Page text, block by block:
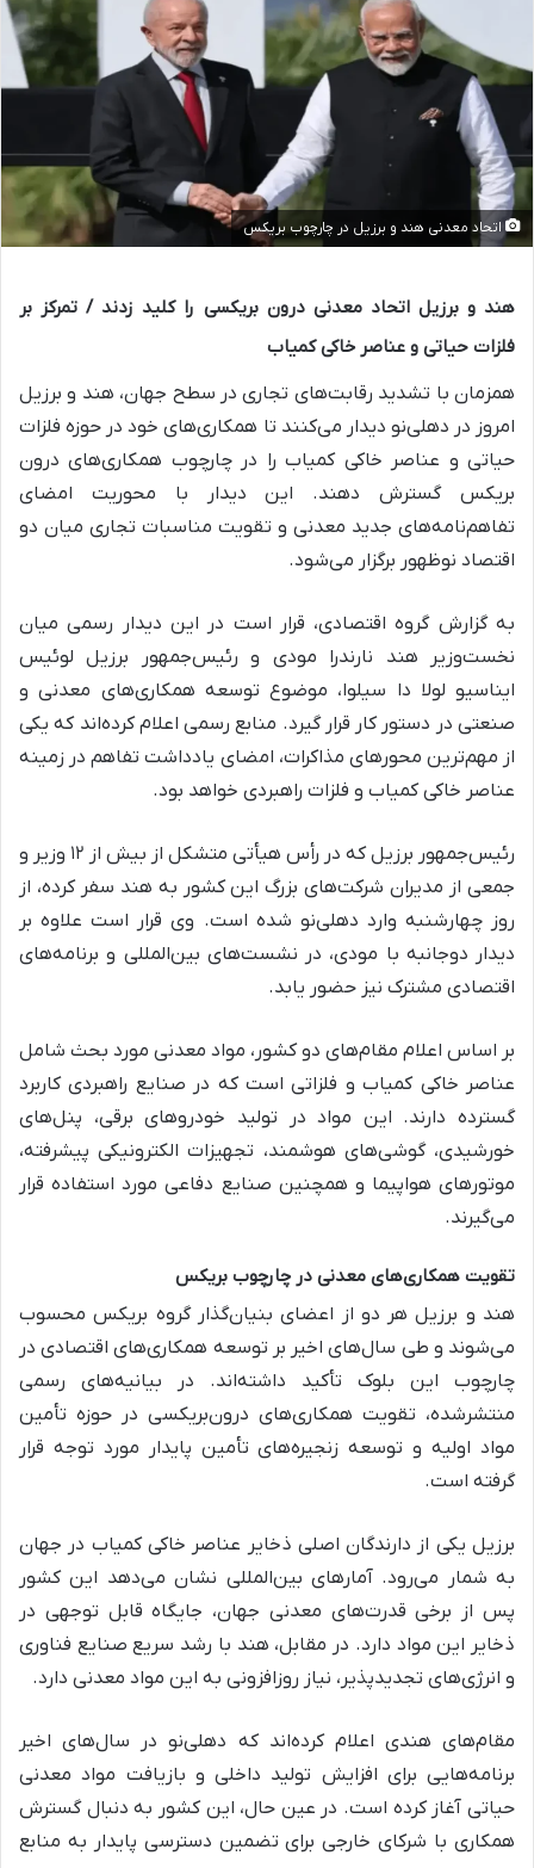
اتحاد معدنی هند و برزیل در چارچوب بریکس
هند و برزیل اتحاد معدنی درون بریکسی را کلید زدند / تمرکز بر
فلزات حیاتی و عناصر خاکی کمیاب
همزمان با تشدید رقابت‌های تجاری در سطح جهان، هند و برزیل
امروز در دهلی‌نو دیدار می‌کنند تا همکاری‌های خود در حوزه فلزات
حیاتی و عناصر خاکی کمیاب را در چارچوب همکاری‌های درون
بریکس گسترش دهند. این دیدار با محوریت امضای
تفاهم‌نامه‌های جدید معدنی و تقویت مناسبات تجاری میان دو
اقتصاد نوظهور برگزار می‌شود.
به گزارش گروه اقتصادی، قرار است در این دیدار رسمی میان
نخست‌وزیر هند نارندرا مودی و رئیس‌جمهور برزیل لوئیس
ایناسیو لولا دا سیلوا، موضوع توسعه همکاری‌های معدنی و
صنعتی در دستور کار قرار گیرد. منابع رسمی اعلام کرده‌اند که یکی
از مهم‌ترین محورهای مذاکرات، امضای یادداشت تفاهم در زمینه
عناصر خاکی کمیاب و فلزات راهبردی خواهد بود.
رئیس‌جمهور برزیل که در رأس هیأتی متشکل از بیش از ۱۲ وزیر و
جمعی از مدیران شرکت‌های بزرگ این کشور به هند سفر کرده، از
روز چهارشنبه وارد دهلی‌نو شده است. وی قرار است علاوه بر
دیدار دوجانبه با مودی، در نشست‌های بین‌المللی و برنامه‌های
اقتصادی مشترک نیز حضور یابد.
بر اساس اعلام مقام‌های دو کشور، مواد معدنی مورد بحث شامل
عناصر خاکی کمیاب و فلزاتی است که در صنایع راهبردی کاربرد
گسترده دارند. این مواد در تولید خودروهای برقی، پنل‌های
خورشیدی، گوشی‌های هوشمند، تجهیزات الکترونیکی پیشرفته،
موتورهای هواپیما و همچنین صنایع دفاعی مورد استفاده قرار
می‌گیرند.
تقویت همکاری‌های معدنی در چارچوب بریکس
هند و برزیل هر دو از اعضای بنیان‌گذار گروه بریکس محسوب
می‌شوند و طی سال‌های اخیر بر توسعه همکاری‌های اقتصادی در
چارچوب این بلوک تأکید داشته‌اند. در بیانیه‌های رسمی
منتشرشده، تقویت همکاری‌های درون‌بریکسی در حوزه تأمین
مواد اولیه و توسعه زنجیره‌های تأمین پایدار مورد توجه قرار
گرفته است.
برزیل یکی از دارندگان اصلی ذخایر عناصر خاکی کمیاب در جهان
به شمار می‌رود. آمارهای بین‌المللی نشان می‌دهد این کشور
پس از برخی قدرت‌های معدنی جهان، جایگاه قابل توجهی در
ذخایر این مواد دارد. در مقابل، هند با رشد سریع صنایع فناوری
و انرژی‌های تجدیدپذیر، نیاز روزافزونی به این مواد معدنی دارد.
مقام‌های هندی اعلام کرده‌اند که دهلی‌نو در سال‌های اخیر
برنامه‌هایی برای افزایش تولید داخلی و بازیافت مواد معدنی
حیاتی آغاز کرده است. در عین حال، این کشور به دنبال گسترش
همکاری با شرکای خارجی برای تضمین دسترسی پایدار به منابع